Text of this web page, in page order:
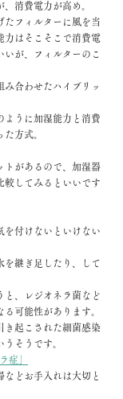
消費電力が高め。
フィルターに風を当
力はそこそこで消費電
いが、フィルターのこ
み合わせたハイブリッ
ように加湿能力と消費
方式。
トがあるので、加湿器
較してみるといいです
を付けないといけない
を継ぎ足したり、して
と、レジオネラ菌など
可能性があります。
き起こされた細菌感染
そうです。
症」
などお手入れは大切と